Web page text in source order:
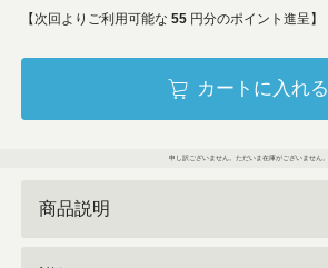
【次回よりご利用可能な 55 円分のポイント進呈】
カートに入れる
申し訳ございません。ただいま在庫がございません。
商品説明